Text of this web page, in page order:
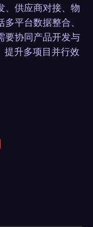
、供应商对接、物
平台数据整合、
要协同产品开发与
提升多项目并行效